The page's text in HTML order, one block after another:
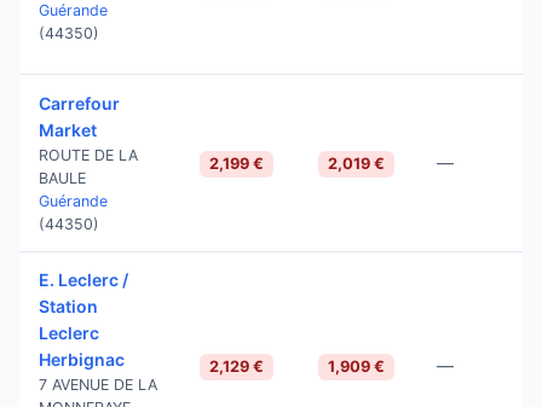
Guérande
(44350)
Carrefour
Market
ROUTE DE LA
BAULE
Guérande
(44350)
2,199 € 2,019 € —
E. Leclerc /
Station
Leclerc
Herbignac
7 AVENUE DE LA
2,129 € 1,909 € —